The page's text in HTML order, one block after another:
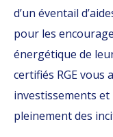
d’un éventail
pour les
énergétique de
certifiés RGE
investissements
pleinement des